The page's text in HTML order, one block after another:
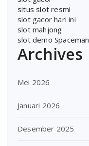
situs slot resmi
slot gacor hari ini
slot mahjong
slot demo Spaceman
Archives
Mei 2026
Januari 2026
Desember 2025